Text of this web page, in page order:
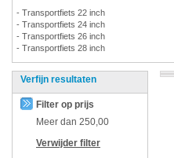
- Transportfiets 22 inch
- Transportfiets 24 inch
- Transportfiets 26 inch
- Transportfiets 28 inch
Verfijn resultaten
Filter op prijs
Meer dan 250,00
Verwijder filter